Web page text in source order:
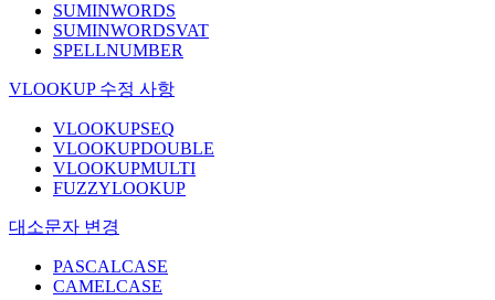
SUMINWORDS
SUMINWORDSVAT
SPELLNUMBER
VLOOKUP 수정 사항
VLOOKUPSEQ
VLOOKUPDOUBLE
VLOOKUPMULTI
FUZZYLOOKUP
대소문자 변경
PASCALCASE
CAMELCASE